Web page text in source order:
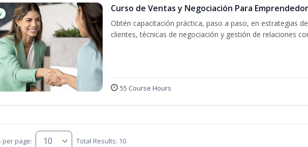
Curso de Ventas y Negociación Para
Obtén capacitación práctica, paso a paso, en estrategias
clientes, técnicas de negociación y gestión de relaciones
55 Course Hours
per page: Total Results: 10